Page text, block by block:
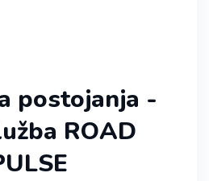
postojanja -
ROAD